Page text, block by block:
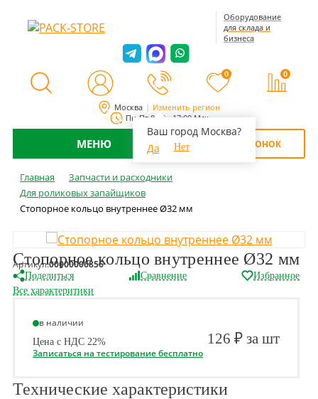
Москва Изменить регион
Ваш город Москва?
Да
Нет
Пн-Пт 8:00 - 17:00 Мск
Оборудование
для склада и
бизнеса
0 0
МЕНЮ ОБРАТНЫЙ ЗВОНОК
Главная
Запчасти и расходники
Для роликовых запайщиков
Стопорное кольцо внутреннее Ø32 мм
Стопорное кольцо внутреннее Ø32 мм
Артикул:00000006856
Поделиться Сравнение
Избранное
Все характеритики
в наличии
Цена с НДС 22% 126 ₽ за шт
Записаться на тестирование бесплатно
Технические характеристики